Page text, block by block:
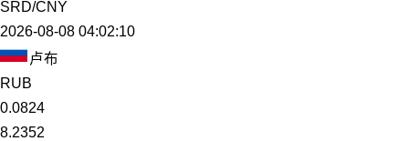
SRD/CNY
2026-08-08 04:02:10
卢布
RUB
0.0824
8.2352